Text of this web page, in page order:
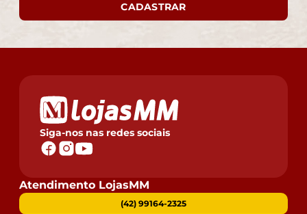
CADASTRAR
Siga-nos nas redes sociais
Atendimento LojasMM
(42) 99164-2325